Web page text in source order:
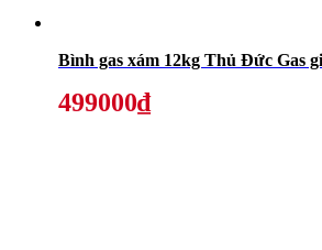
Bình gas xám 12kg Thủ Đức Gas
499000₫